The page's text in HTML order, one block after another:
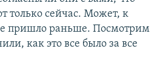
только сейчас. Может, к
пришло раньше. Посмотрим
как это все было за все